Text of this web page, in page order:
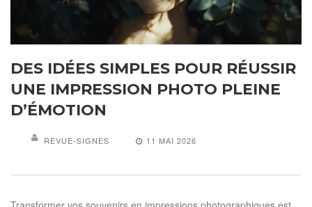
DES IDÉES SIMPLES POUR RÉUSSIR
UNE IMPRESSION PHOTO PLEINE
D’ÉMOTION
REVUE-SIGNES 11 MAI 2026